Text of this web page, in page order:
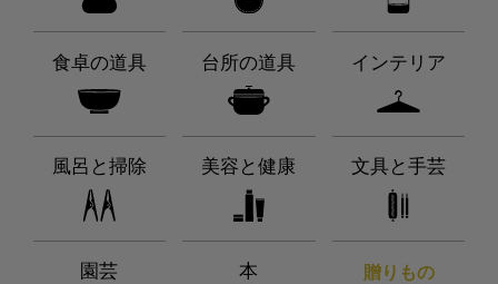
食卓の道具 台所の道具 インテリア
風呂と掃除 美容と健康 文具と手芸
園芸 本 贈りもの